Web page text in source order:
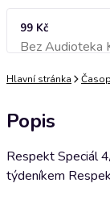
99 Kč
Bez Audioteka
Hlavní stránka
Popis
Respekt Speciál
týdeníkem